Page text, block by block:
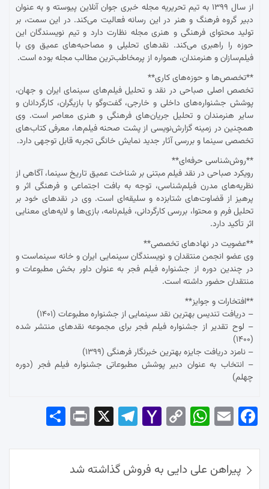
از سال ۱۳۹۹ به تیم تحریریه مجله خبری جوان آنلاین پیوسته و به عنوان
دبیر گروه فرهنگ و هنر در این رسانه فعالیت می‌کند. در این سمت، بر
تولید محتوای فرهنگی و هنری مجله نظارت دارد و تیم نویسندگان این
حوزه را راهبری می‌کند. نقدهای تحلیلی و مصاحبه‌های عمیق وی با
فیلم‌سازان و هنرمندان، همواره از پرمخاطب‌ترین مطالب مجله بوده است.
**تخصص‌ها و حوزه‌های کاری**
تخصص اصلی صباحی در نقد و تحلیل فیلم‌های سینمای ایران و جهان،
پوشش جشنواره‌های داخلی و خارجی، گفت‌وگو با بازیگران، کارگردانان و
سایر هنرمندان و تحلیل جریان‌های فرهنگی و هنری معاصر است. وی
همچنین در زمینه گزارش‌نویسی از پشت صحنه فیلم‌ها، معرفی کتاب‌های
تخصصی سینما و بررسی آثار جدید نمایش خانگی تجربه قابل توجهی دارد.
**روش‌شناسی حرفه‌ای**
رویکرد صباحی در نقد فیلم مبتنی بر شناخت عمیق تاریخ سینما، آگاهی از
نظریه‌های مدرن فیلم‌شناسی، توجه به بافت اجتماعی و فرهنگی اثر و
پرهیز از قضاوت‌های شتابزده و سلیقه‌ای است. وی در نقدهای خود بر
تحلیل فرم و محتوا، بررسی کارگردانی، فیلم‌نامه، بازی‌ها و لایه‌های معنایی
اثر تأکید دارد.
**عضویت در نهادهای تخصصی**
وی عضو انجمن منتقدان و نویسندگان سینمایی ایران و خانه سینماست و
در چندین دوره از جشنواره فیلم فجر به عنوان داور بخش مطبوعات و
منتقدان حضور داشته است.
**افتخارات و جوایز**
– دریافت تندیس بهترین نقد سینمایی از جشنواره مطبوعات (۱۴۰۱)
– لوح تقدیر از جشنواره فیلم فجر برای مجموعه نقدهای منتشر شده
(۱۴۰۰)
– نامزد دریافت جایزه بهترین خبرنگار فرهنگی (۱۳۹۹)
– انتخاب به عنوان دبیر پوشش مطبوعاتی جشنواره فیلم فجر (دوره
چهلم)
Fac
ok
Em
Wh
Ap
p
Co
Lin
k
Yah
Mai
l
Tel
am
Pri
راهبری
نوشته‌ها
پیراهن علی دایی به فروش گذاشته شد